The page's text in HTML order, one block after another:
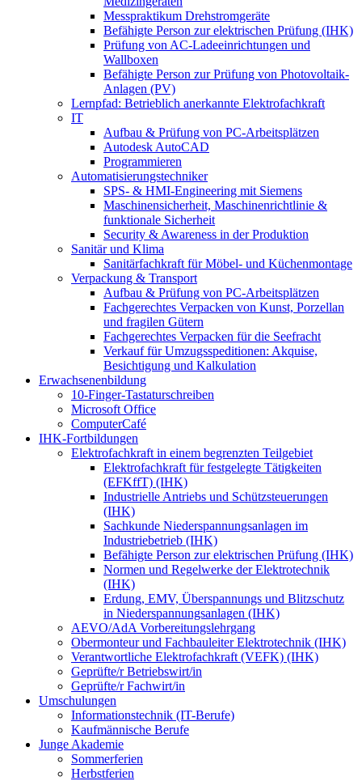
Messpraktikum Drehstromgeräte
Befähigte Person zur elektrischen Prüfung (IHK)
Prüfung von AC-Ladeeinrichtungen und
Wallboxen
Befähigte Person zur Prüfung von Photovoltaik-
Anlagen (PV)
Lernpfad: Betrieblich anerkannte Elektrofachkraft
IT
Aufbau & Prüfung von PC-Arbeitsplätzen
Autodesk AutoCAD
Programmieren
Automatisierungstechniker
SPS‑ & HMI‑Engineering mit Siemens
Maschinensicherheit, Maschinenrichtlinie &
funktionale Sicherheit
Security & Awareness in der Produktion
Sanitär und Klima
Sanitärfachkraft für Möbel- und Küchenmontage
Verpackung & Transport
Aufbau & Prüfung von PC-Arbeitsplätzen
Fachgerechtes Verpacken von Kunst, Porzellan
und fragilen Gütern
Fachgerechtes Verpacken für die Seefracht
Verkauf für Umzugsspeditionen: Akquise,
Besichtigung und Kalkulation
Erwachsenenbildung
10-Finger-Tastaturschreiben
Microsoft Office
ComputerCafé
IHK-Fortbildungen
Elektrofachkraft in einem begrenzten Teilgebiet
Elektrofachkraft für festgelegte Tätigkeiten
(EFKffT) (IHK)
Industrielle Antriebs und Schützsteuerungen
(IHK)
Sachkunde Niederspannungsanlagen im
Industriebetrieb (IHK)
Befähigte Person zur elektrischen Prüfung (IHK)
Normen und Regelwerke der Elektrotechnik
(IHK)
Erdung, EMV, Überspannungs und Blitzschutz
in Niederspannungsanlagen (IHK)
AEVO/AdA Vorbereitungslehrgang
Obermonteur und Fachbauleiter Elektrotechnik (IHK)
Verantwortliche Elektrofachkraft (VEFK) (IHK)
Geprüfte/r Betriebswirt/in
Geprüfte/r Fachwirt/in
Umschulungen
Informationstechnik (IT-Berufe)
Kaufmännische Berufe
Junge Akademie
Sommerferien
Herbstferien